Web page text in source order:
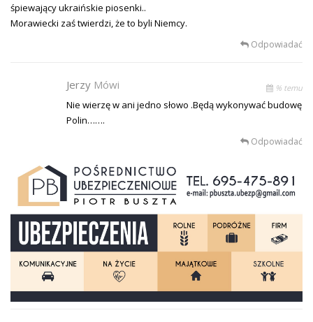
śpiewający ukraińskie piosenki..
Morawiecki zaś twierdzi, że to byli Niemcy.
Odpowiadać
Jerzy Mówi % temu
Nie wierzę w ani jedno słowo .Będą wykonywać budowę
Polin…….
Odpowiadać